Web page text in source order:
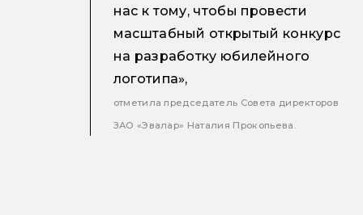
нас к тому, чтобы провести
масштабный открытый конкурс
на разработку юбилейного
логотипа»,
отметила председатель Совета директоров
ЗАО «Эвалар» Наталия Прокопьева.